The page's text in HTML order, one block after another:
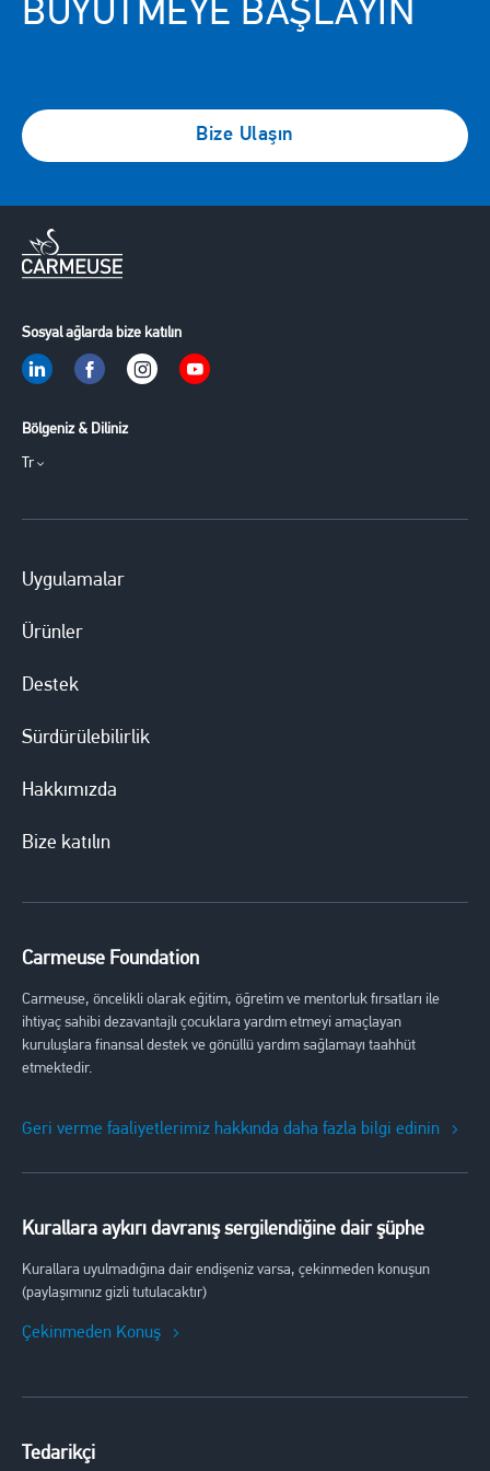
BÜYÜTMEYE BAŞLAYIN
Bize Ulaşın
Sosyal ağlarda bize katılın
Bölgeniz & Diliniz
Tr
Uygulamalar
Ürünler
Destek
Sürdürülebilirlik
Hakkımızda
Bize katılın
Carmeuse Foundation
Carmeuse, öncelikli olarak eğitim, öğretim ve mentorluk fırsatları ile
ihtiyaç sahibi dezavantajlı çocuklara yardım etmeyi amaçlayan
kuruluşlara finansal destek ve gönüllü yardım sağlamayı taahhüt
etmektedir.
Geri verme faaliyetlerimiz hakkında daha fazla bilgi edinin
Kurallara aykırı davranış sergilendiğine dair şüphe
Kurallara uyulmadığına dair endişeniz varsa, çekinmeden konuşun
(paylaşımınız gizli tutulacaktır)
Çekinmeden Konuş
Tedarikçi